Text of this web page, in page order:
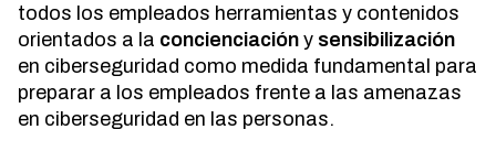
todos los empleados herramientas y contenidos
orientados a la concienciación y sensibilización
en ciberseguridad como medida fundamental para
preparar a los empleados frente a las amenazas
en ciberseguridad en las personas.